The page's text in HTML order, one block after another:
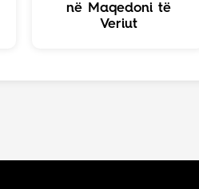
në Maqedoni të
Veriut